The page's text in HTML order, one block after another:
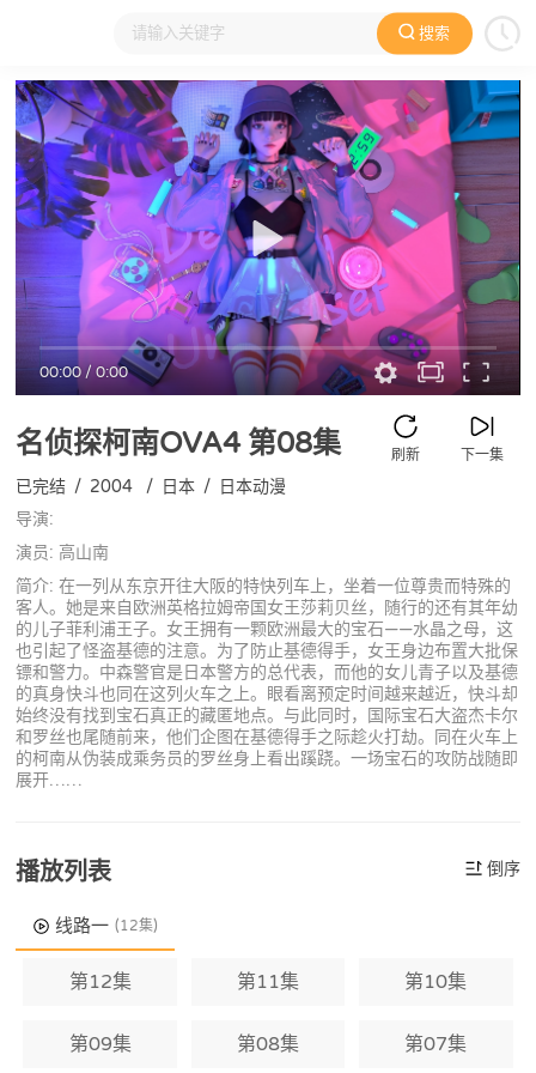
搜索
大家在看 日本动漫 国产动漫 欧美动漫 动漫电影
00:00/0:00
名侦探柯南OVA4第08集 下一集
刷新
已完结 / 2004 / 日本 / 日本动漫
导演:
演员: 高山南
简介: 在一列从东京开往大阪的特快列车上，坐着一位尊贵而特殊的
客人。她是来自欧洲英格拉姆帝国女王莎莉贝丝，随行的还有其年幼
的儿子菲利浦王子。女王拥有一颗欧洲最大的宝石——水晶之母，这
也引起了怪盗基德的注意。为了防止基德得手，女王身边布置大批保
镖和警力。中森警官是日本警方的总代表，而他的女儿青子以及基德
的真身快斗也同在这列火车之上。眼看离预定时间越来越近，快斗却
始终没有找到宝石真正的藏匿地点。与此同时，国际宝石大盗杰卡尔
和罗丝也尾随前来，他们企图在基德得手之际趁火打劫。同在火车上
的柯南从伪装成乘务员的罗丝身上看出蹊跷。一场宝石的攻防战随即
展开……
播放列表 倒序
线路一 (12集)
第12集 第11集 第10集
第09集 第08集 第07集